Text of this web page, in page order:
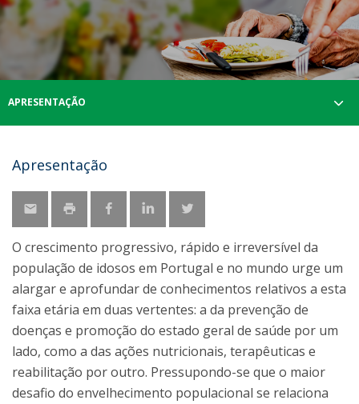
APRESENTAÇÃO
Apresentação
O crescimento progressivo, rápido e irreversível da
população de idosos em Portugal e no mundo urge um
alargar e aprofundar de conhecimentos relativos a esta
faixa etária em duas vertentes: a da prevenção de
doenças e promoção do estado geral de saúde por um
lado, como a das ações nutricionais, terapêuticas e
reabilitação por outro. Pressupondo-se que o maior
desafio do envelhecimento populacional se relaciona